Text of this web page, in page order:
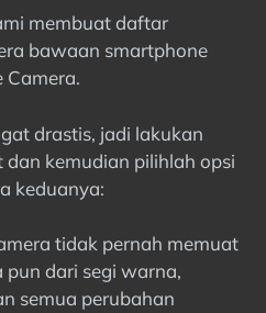
membuat daftar
bawaan smartphone
Camera.
drastis, jadi lakukan
kemudian pilihlah opsi
keduanya:
tidak pernah memuat
pun dari segi warna,
semua perubahan